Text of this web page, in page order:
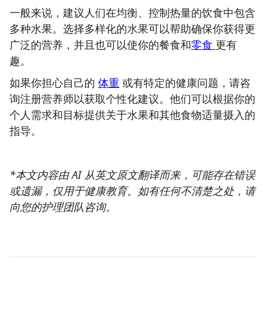
一般来说，建议人们在均衡、控制热量的饮食中包含
多种水果。选择多样化的水果可以帮助确保你获得更
广泛的营养，并且也可以使你的餐食和零食 更有
趣。
如果你担心自己的 体重 或有特定的健康问题，请咨
询注册营养师以获取个性化建议。他们可以根据你的
个人需求和目标提供关于水果和其他食物适量摄入的
指导。
*本文内容由 AI 从英文原文翻译而来，可能存在错误
或遗漏，仅用于健康教育。如有任何不清楚之处，请
向您的护理团队咨询。